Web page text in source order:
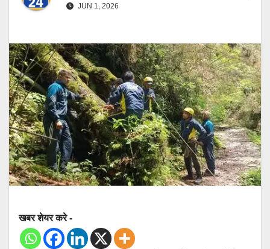
JUN 1, 2026
खबर शेयर करे -